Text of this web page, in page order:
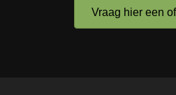
Vraag hier een